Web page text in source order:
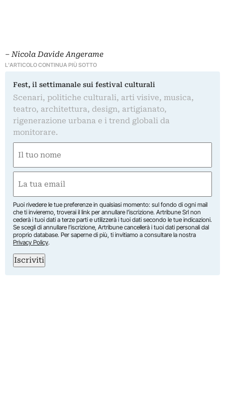
– Nicola Davide Angerame
L'ARTICOLO CONTINUA PIÙ SOTTO
Fest, il settimanale sui festival culturali
Scenari, politiche culturali, arti visive, musica,
teatro, architettura, design, artigianato,
rigenerazione urbana e i trend globali da
monitorare.
(Obbligatorio)
Nome
(Obbligatorio)
Puoi rivedere le tue preferenze in qualsiasi momento: sul fondo di ogni mail
che ti invieremo, troverai il link per annullare l’iscrizione. Artribune Srl non
cederà i tuoi dati a terze parti e utilizzerà i tuoi dati secondo le tue indicazioni.
Se scegli di annullare l’iscrizione, Artribune cancellerà i tuoi dati personali dal
proprio database. Per saperne di più, ti invitiamo a consultare la nostra
Privacy Policy.
Iscriviti